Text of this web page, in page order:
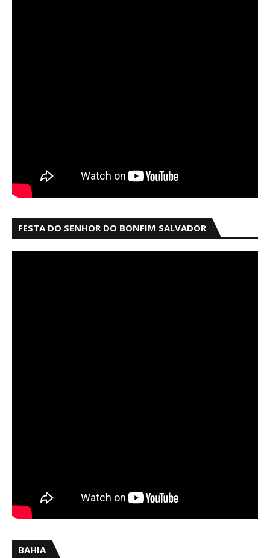
FESTA DO SENHOR DO BONFIM SALVADOR
BAHIA